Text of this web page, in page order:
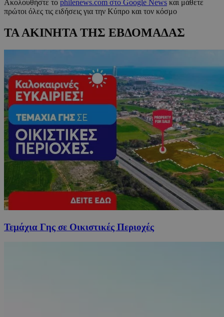
Ακολουθήστε το philenews.com στο Google News και μάθετε
πρώτοι όλες τις ειδήσεις για την Κύπρο και τον κόσμο
ΤΑ ΑΚΙΝΗΤΑ ΤΗΣ ΕΒΔΟΜΑΔΑΣ
Τεμάχια Γης σε Οικιστικές Περιοχές